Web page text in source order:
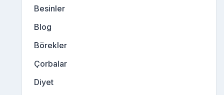
Besinler
Blog
Börekler
Çorbalar
Diyet